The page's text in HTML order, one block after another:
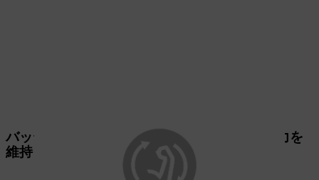
バッテリーの充電状態にかかわらず一定の出力を
維持